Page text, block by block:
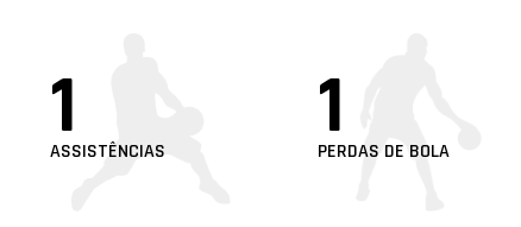
1
ASSISTÊNCIAS 1
PERDAS DE BOLA